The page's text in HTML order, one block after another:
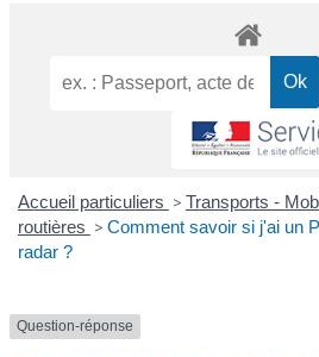
Accueil particuliers > Transports -
routières > Comment savoir si j'ai un
radar ?
Question-réponse